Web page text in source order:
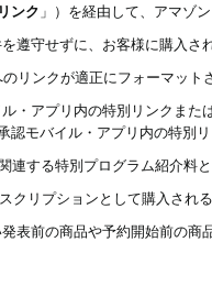
ンク 」）を経由して、アマゾ
遵守せずに、お客様に購入さ
リンクが適正にフォーマッ
・アプリ内の特別リンクま
認モバイル・アプリ内の特別
連する特別プログラム紹介料
クリプションとして購入され
表前の商品や予約開始前の商